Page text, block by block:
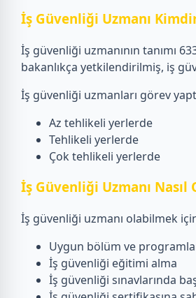
İş Güvenliği Uzmanı
İş güvenliği uzmanının tanımı
bakanlıkça yetkilendirilmiş, iş
İş güvenliği uzmanları görev
Az tehlikeli yerlerde
Tehlikeli yerlerde B
Çok tehlikeli yerlerde
İş Güvenliği Uzmanı Nasıl
İş güvenliği uzmanı olabilmek
Uygun bölüm ve
İş güvenliği eğitimi alma
İş güvenliği sınavlarında